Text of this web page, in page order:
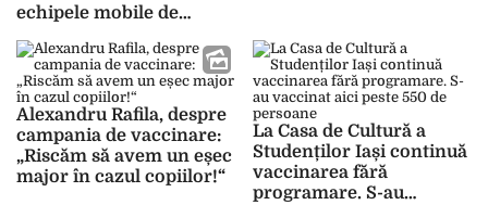
echipele mobile de
Pe 19 mai 2021 va începe
efectuarea rapelului
Alexandru Rafila, despre
campania de vaccinare:
„Riscăm să avem un eșec
major în cazul copiilor!“
La Casa de Cultură a
Studenților Iași continuă
vaccinarea fără
programare. S-au